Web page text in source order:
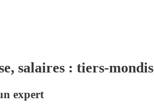
salaires : tiers-
expert